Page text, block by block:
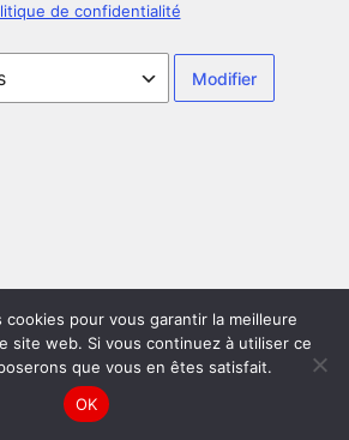
de confidentialité
cookies pour vous garantir la meilleure
site web. Si vous continuez à utiliser ce
que vous en êtes satisfait.
OK